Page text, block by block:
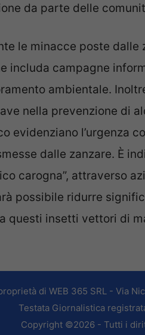
da parte delle
le minacce poste dalle
includa campagne
ambientale.
nella prevenzione di
evidenziano l’urgenza
dalle zanzare. È
carogna”, attraverso
possibile ridurre
questi insetti vettori di
di WEB 365 SRL - Via
Testata Giornalistica
Copyright ©2026 - Tutti i